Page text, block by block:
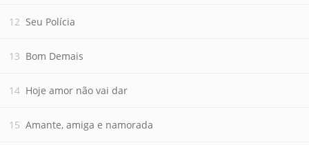
Seu Polícia
Bom Demais
Hoje amor não vai dar
Amante, amiga e namorada